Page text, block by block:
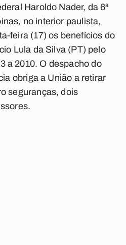
Haroldo Nader, da 6ª
no interior paulista,
feira (17) os benefícios do
Lula da Silva (PT) pelo
a 2010. O despacho do
obriga a União a retirar
seguranças, dois